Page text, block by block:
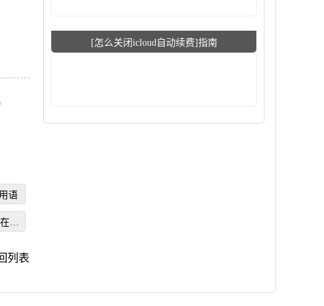
语
正
列表
[怎么关闭icloud自动续费]指南